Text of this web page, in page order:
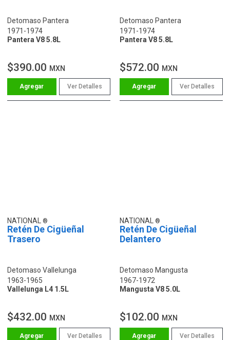
Detomaso Pantera
1971-1974
Pantera V8 5.8L
$390.00 MXN
Ver Detalles
Detomaso Pantera
1971-1974
Pantera V8 5.8L
$572.00 MXN
Ver Detalles
NATIONAL
Retén De Cigüeñal
Trasero
Detomaso Vallelunga
1963-1965
Vallelunga L4 1.5L
$432.00 MXN
Ver Detalles
NATIONAL
Retén De Cigüeñal
Delantero
Detomaso Mangusta
1967-1972
Mangusta V8 5.0L
$102.00 MXN
Ver Detalles